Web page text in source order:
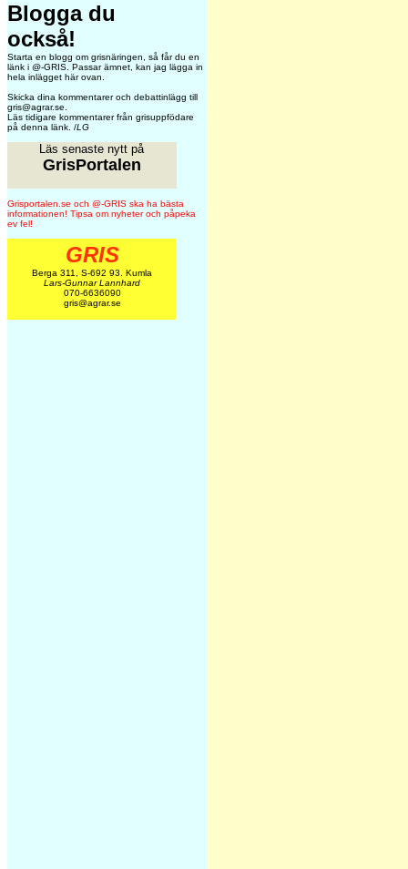
Blogga du
också!
Starta en blogg om grisnäringen, så får du en
länk i @-GRIS. Passar ämnet, kan jag lägga in
hela inlägget här ovan.
Skicka dina kommentarer och debattinlägg till
gris@agrar.se.
Läs tidigare kommentarer från grisuppfödare
på denna länk. /LG
Läs senaste nytt på
GrisPortalen
Grisportalen.se och @-GRIS ska ha bästa
informationen! Tipsa om nyheter och påpeka
ev fel!
GRIS
Berga 311, S-692 93. Kumla
Lars-Gunnar Lannhard
070-6636090
gris@agrar.se